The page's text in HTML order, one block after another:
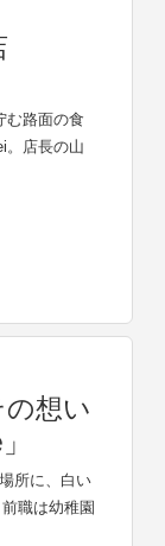
む路面の食
。店長の山
想い
所に、白い
職は幼稚園